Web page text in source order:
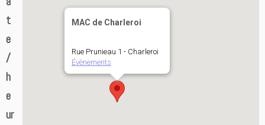
MAC de Charleroi
Rue Prunieau 1 - Charleroi
Évènements
t
e
/
h
e
ur